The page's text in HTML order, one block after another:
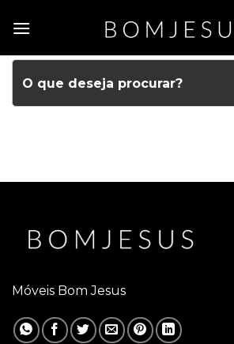
Móveis Bom Jesus